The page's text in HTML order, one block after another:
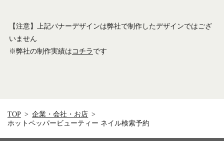
【注意】上記バナーデザインは弊社で制作したデザインではござ
いません
※弊社の制作実績はコチラです
TOP
企業・会社・お店
ホットペッパービューティー ネイル検索予約